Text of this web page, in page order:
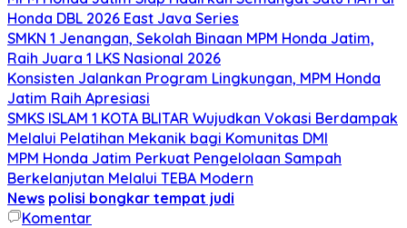
Honda DBL 2026 East Java Series
SMKN 1 Jenangan, Sekolah Binaan MPM Honda Jatim,
Raih Juara 1 LKS Nasional 2026
Konsisten Jalankan Program Lingkungan, MPM Honda
Jatim Raih Apresiasi
SMKS ISLAM 1 KOTA BLITAR Wujudkan Vokasi Berdampak
Melalui Pelatihan Mekanik bagi Komunitas DMI
MPM Honda Jatim Perkuat Pengelolaan Sampah
Berkelanjutan Melalui TEBA Modern
News polisi bongkar tempat judi
Komentar